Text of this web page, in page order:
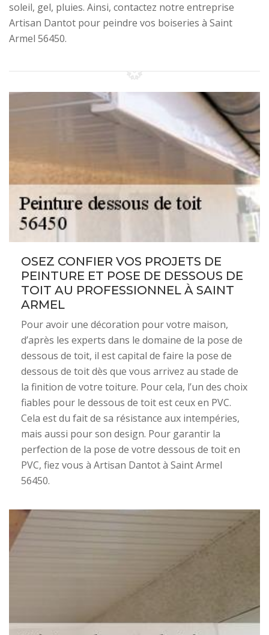
soleil, gel, pluies. Ainsi, contactez notre entreprise
Artisan Dantot pour peindre vos boiseries à Saint
Armel 56450.
OSEZ CONFIER VOS PROJETS DE
PEINTURE ET POSE DE DESSOUS DE
TOIT AU PROFESSIONNEL À SAINT
ARMEL
Pour avoir une décoration pour votre maison,
d’après les experts dans le domaine de la pose de
dessous de toit, il est capital de faire la pose de
dessous de toit dès que vous arrivez au stade de
la finition de votre toiture. Pour cela, l’un des choix
fiables pour le dessous de toit est ceux en PVC.
Cela est du fait de sa résistance aux intempéries,
mais aussi pour son design. Pour garantir la
perfection de la pose de votre dessous de toit en
PVC, fiez vous à Artisan Dantot à Saint Armel
56450.